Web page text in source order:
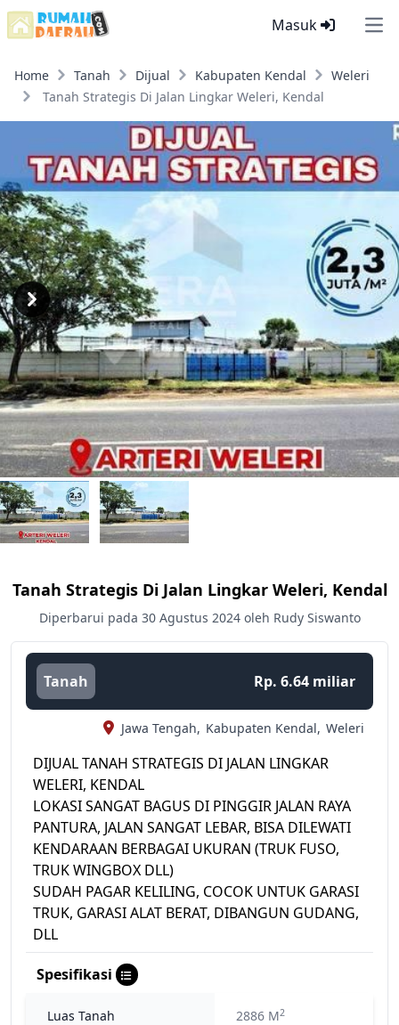
Masuk
Home Tanah Dijual Kabupaten Kendal
Weleri
Tanah Strategis Di Jalan Lingkar Weleri, Kendal
Previous
Next
Tanah Strategis Di Jalan Lingkar Weleri, Kendal
Diperbarui pada 30 Agustus 2024 oleh Rudy Siswanto
Tanah Rp. 6.64 miliar
Jawa Tengah, Kabupaten Kendal, Weleri
DIJUAL TANAH STRATEGIS DI JALAN LINGKAR
WELERI, KENDAL
LOKASI SANGAT BAGUS DI PINGGIR JALAN RAYA
PANTURA, JALAN SANGAT LEBAR, BISA DILEWATI
KENDARAAN BERBAGAI UKURAN (TRUK FUSO,
TRUK WINGBOX DLL)
SUDAH PAGAR KELILING, COCOK UNTUK GARASI
TRUK, GARASI ALAT BERAT, DIBANGUN GUDANG,
DLL
Spesifikasi
Luas Tanah 2886 M2